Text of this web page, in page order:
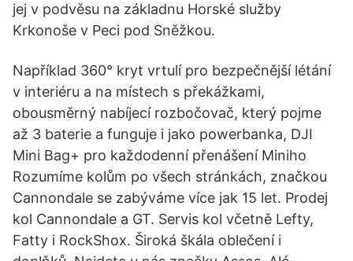
jej v podvěsu na základnu Horské služby
Krkonoše v Peci pod Sněžkou.
Například 360° kryt vrtulí pro bezpečnější létání
v interiéru a na místech s překážkami,
obousměrný nabíjecí rozbočovač, který pojme
až 3 baterie a funguje i jako powerbanka, DJI
Mini Bag+ pro každodenní přenášení Miniho
Rozumíme kolům po všech stránkách, značkou
Cannondale se zabýváme více jak 15 let. Prodej
kol Cannondale a GT. Servis kol včetně Lefty,
Fatty i RockShox. Široká škála oblečení i